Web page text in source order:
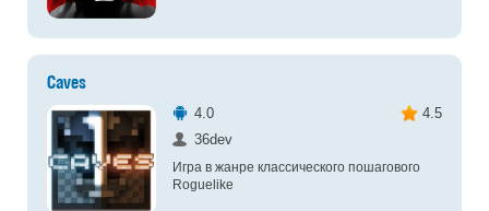
Caves
4.0
4.5
36dev
Игра в жанре классического пошагового
Roguelike